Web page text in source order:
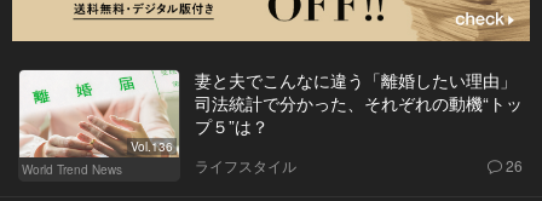
Vol.136
World Trend News
妻と夫でこんなに違う「離婚したい理由」
司法統計で分かった、それぞれの動機“トッ
プ５”は？
ライフスタイル 26